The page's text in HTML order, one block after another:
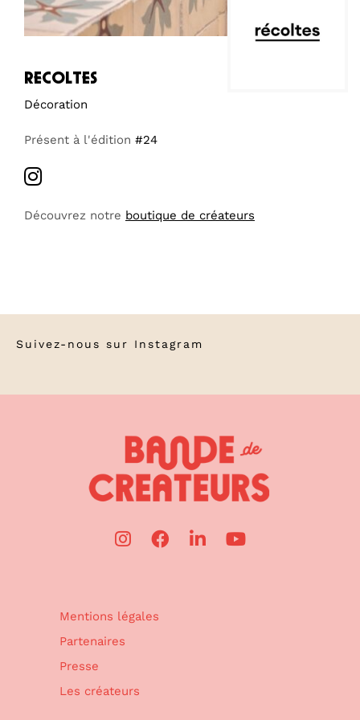
recoltes
Décoration
Présent à l'édition #24
Découvrez notre boutique de créateurs
Suivez-nous sur Instagram
Mentions légales
Partenaires
Presse
Les créateurs